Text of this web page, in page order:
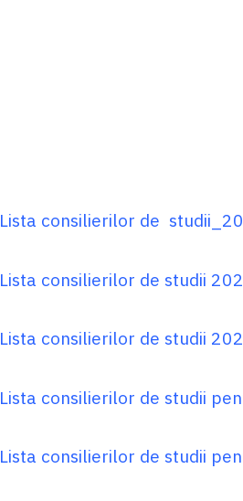
Lista consilierilor de
Lista consilierilor de studii
Lista consilierilor de studii
Lista consilierilor de studii
Lista consilierilor de studii